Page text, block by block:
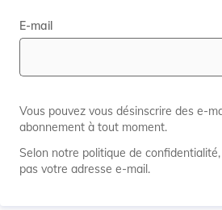
E-mail
Vous pouvez vous désinscrire des e-
abonnement à tout moment.
Selon notre politique de
pas votre adresse e-mail.